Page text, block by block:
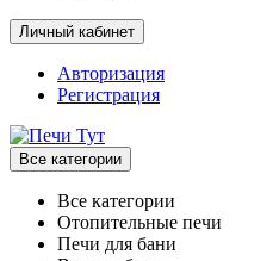
Личный кабинет
Авторизация
Регистрация
Все категории
Все категории
Отопительные печи
Печи для бани